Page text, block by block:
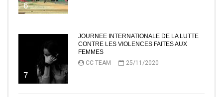
6
7
JOURNEE INTERNATIONALE DE LA LUTTE
CONTRE LES VIOLENCES FAITES AUX
FEMMES
CC TEAM
25/11/2020